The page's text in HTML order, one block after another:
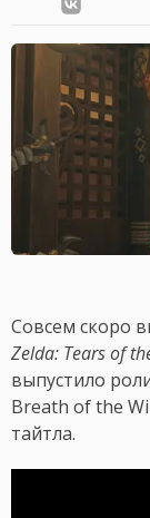
Совсем скоро
Zelda: Tears of
выпустило
Breath of the
тайтла.